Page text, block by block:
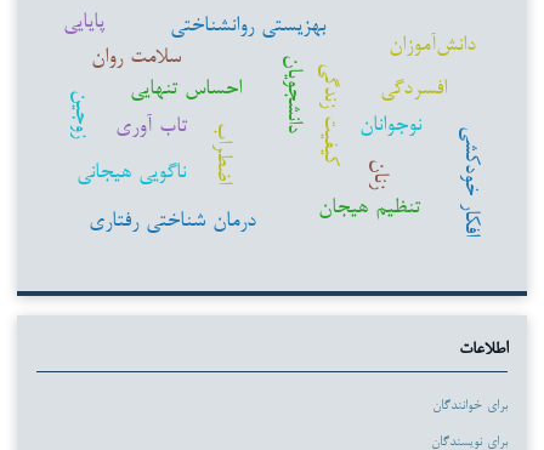
اضطراب
دانشجویانکیفیت زندگی نوجوانان
افسردگی
بهزیستی روانشناختی
دانش‌آموزان
زنان
تنظیم هیجان
درمان شناختی رفتاری
ناگویی هیجانی
احساس تنهایی
زوجین
افکار خودکشی
تاب آوری
سلامت روان
پایایی
اطلاعات
برای خوانندگان
برای نویسندگان